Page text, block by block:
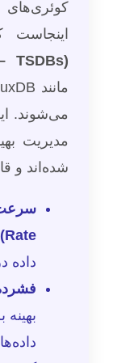
کوئری‌های
اینجاست
(Time Series Databases – TSDBs)
می‌شوند.
مدیریت
شده‌اند و
Rate):
داده